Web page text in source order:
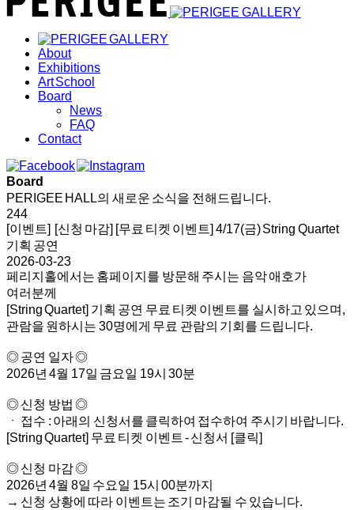
About
Exhibitions
Art School
Board
News
FAQ
Contact
Board
PERIGEE HALL의 새로운 소식을 전해드립니다.
244
[이벤트] [신청 마감] [무료 티켓 이벤트] 4/17(금) String Quartet
기획 공연
2026-03-23
페리지홀에서는 홈페이지를 방문해 주시는 음악 애호가
여러분께
[String Quartet] 기획 공연 무료 티켓 이벤트를 실시하고 있으며,
관람을 원하시는 30명에게 무료 관람의 기회를 드립니다.
◎ 공연 일자 ◎
2026년 4월 17일 금요일 19시 30분
◎ 신청 방법 ◎
ㆍ 접수 : 아래의 신청서를 클릭하여 접수하여 주시기 바랍니다.
[String Quartet] 무료 티켓 이벤트 - 신청서 [클릭]
◎ 신청 마감 ◎
2026년 4월 8일 수요일 15시 00분까지
→ 신청 상황에 따라 이벤트는 조기 마감될 수 있습니다.